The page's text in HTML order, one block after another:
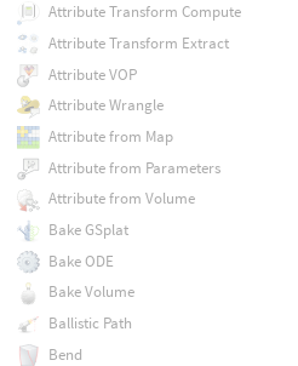
Attribute Transform Compute
Attribute Transform Extract
Attribute VOP
Attribute Wrangle
Attribute from Map
Attribute from Parameters
Attribute from Volume
Bake GSplat
Bake ODE
Bake Volume
Ballistic Path
Bend